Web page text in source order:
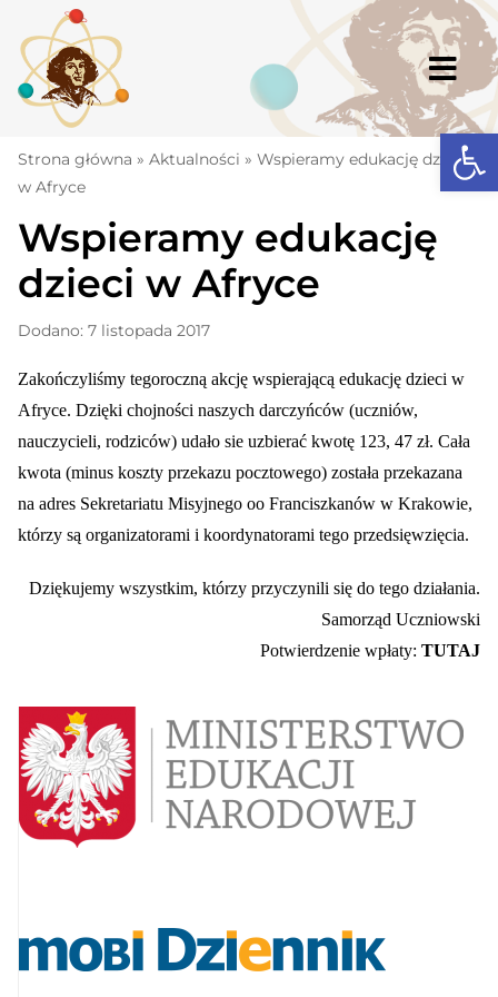
content
Strona główna
Komunikaty
Szkoła
Dokumenty
Osiągnięcia
Warto wiedzieć
UKS „Millenium”
Strona główna » Aktualności » Wspieramy edukację dzieci
w Afryce
Wspieramy edukację
dzieci w Afryce
Dodano: 7 listopada 2017
Zakończyliśmy tegoroczną akcję wspierającą edukację dzieci w
Afryce. Dzięki chojności naszych darczyńców (uczniów,
nauczycieli, rodziców) udało sie uzbierać kwotę 123, 47 zł. Cała
kwota (minus koszty przekazu pocztowego) została przekazana
na adres Sekretariatu Misyjnego oo Franciszkanów w Krakowie,
którzy są organizatorami i koordynatorami tego przedsięwzięcia.
Dziękujemy wszystkim, którzy przyczynili się do tego działania.
Samorząd Uczniowski
Potwierdzenie wpłaty:TUTAJ